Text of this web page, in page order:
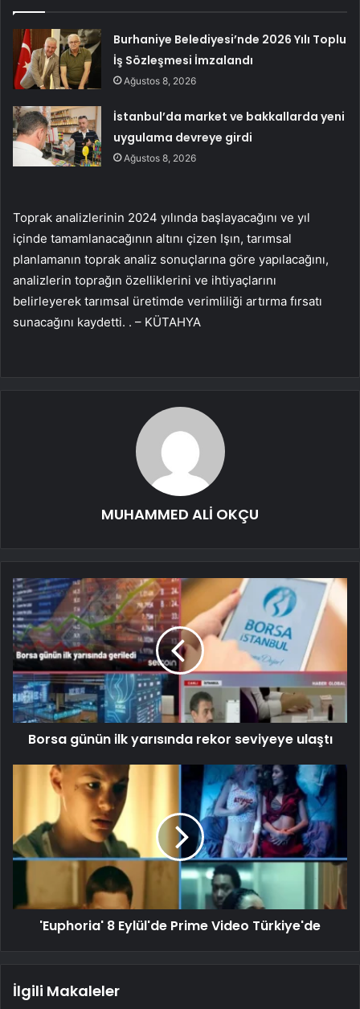
Burhaniye Belediyesi’nde 2026 Yılı Toplu
İş Sözleşmesi İmzalandı
Ağustos 8, 2026
İstanbul’da market ve bakkallarda yeni
uygulama devreye girdi
Ağustos 8, 2026
Toprak analizlerinin 2024 yılında başlayacağını ve yıl
içinde tamamlanacağının altını çizen Işın, tarımsal
planlamanın toprak analiz sonuçlarına göre yapılacağını,
analizlerin toprağın özelliklerini ve ihtiyaçlarını
belirleyerek tarımsal üretimde verimliliği artırma fırsatı
sunacağını kaydetti. . – KÜTAHYA
MUHAMMED ALİ OKÇU
Borsa günün ilk yarısında rekor seviyeye ulaştı
'Euphoria' 8 Eylül'de Prime Video Türkiye'de
İlgili Makaleler